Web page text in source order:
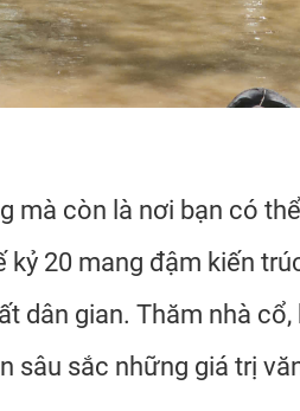
mà còn là nơi bạn có
20 mang đậm kiến
dân gian. Thăm nhà
sâu sắc những giá trị